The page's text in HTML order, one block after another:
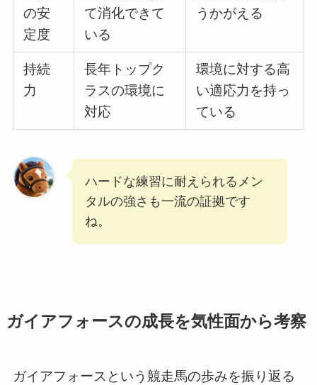
の安
定度
て消化できて
いる
うかがえる
持続
力
長年トップク
ラスの環境に
対応
環境に対する高
い適応力を持っ
ている
ハードな練習に耐えられるメン
タルの強さも一流の証拠です
ね。
ガイアフォースの成長を気性面から考察
ガイアフォースという競走馬の歩みを振り返る